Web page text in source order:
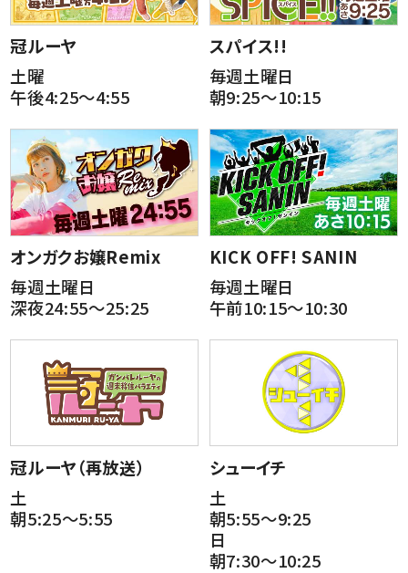
冠ルーヤ
土曜
午後4:25～4:55
スパイス!!
毎週土曜日
朝9:25～10:15
オンガクお嬢Remix
毎週土曜日
深夜24:55～25:25
KICK OFF! SANIN
毎週土曜日
午前10:15～10:30
冠ルーヤ（再放送）
土
朝5:25～5:55
シューイチ
土
朝5:55～9:25
日
朝7:30～10:25